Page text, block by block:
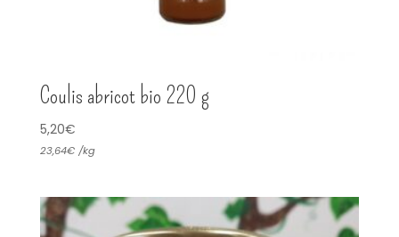
Coulis abricot bio 220 g
5,20€
23,64€ /kg